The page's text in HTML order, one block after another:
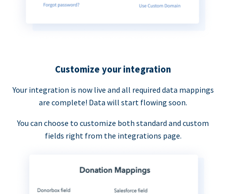
Customize your integration
Your integration is now live and all required data mappings
are complete! Data will start flowing soon.
You can choose to customize both standard and custom
fields right from the integrations page.